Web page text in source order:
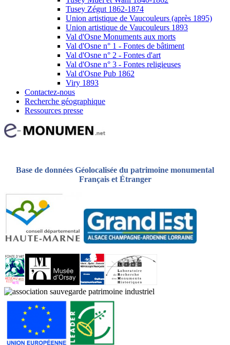
Tusey Zégut 1862-1874
Union artistique de Vaucouleurs (après 1895)
Union artistique de Vaucouleurs 1893
Val d'Osne Monuments aux morts
Val d'Osne n° 1 - Fontes de bâtiment
Val d'Osne n° 2 - Fontes d'art
Val d'Osne n° 3 - Fontes religieuses
Val d'Osne Pub 1862
Viry 1893
Contactez-nous
Recherche géographique
Ressources presse
Base de données Géolocalisée du patrimoine monumental
Français et Étranger